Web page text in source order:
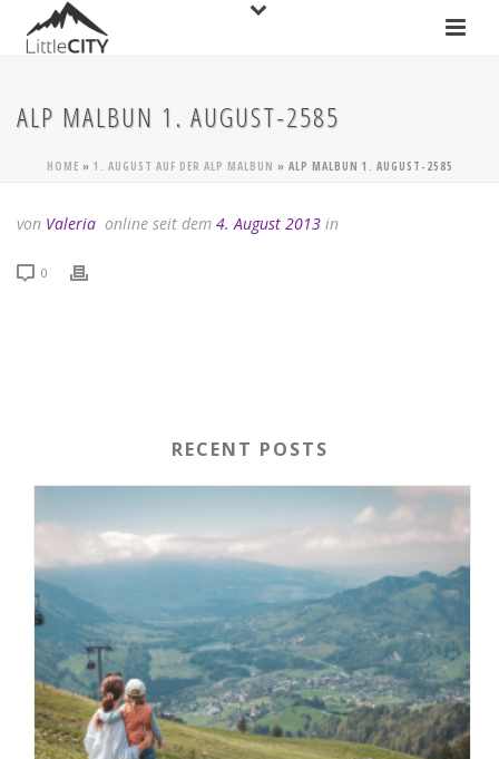
ALP MALBUN 1. AUGUST-2585
HOME » 1. AUGUST AUF DER ALP MALBUN » ALP MALBUN 1. AUGUST-2585
von Valeria online seit dem 4. August 2013 in
0
RECENT POSTS